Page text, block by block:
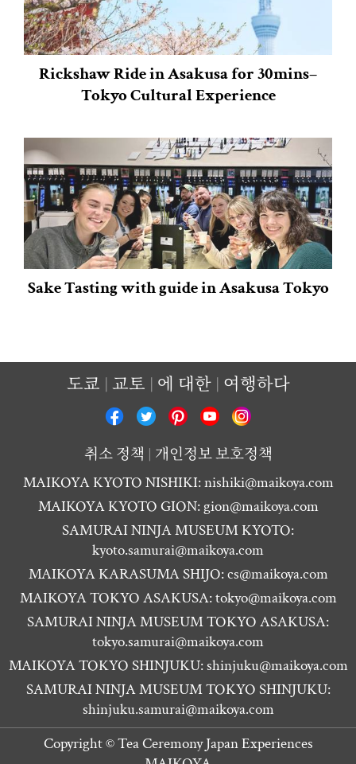
Rickshaw Ride in Asakusa for 30mins–
Tokyo Cultural Experience
Sake Tasting with guide in Asakusa Tokyo
도쿄 교토 에 대한 여행하다
취소 정책
개인정보 보호정책
MAIKOYA KYOTO NISHIKI:nishiki@maikoya.com
MAIKOYA KYOTO GION: gion@maikoya.com
SAMURAI NINJA MUSEUM KYOTO:
kyoto.samurai@maikoya.com
MAIKOYA KARASUMA SHIJO:cs@maikoya.com
MAIKOYA TOKYO ASAKUSA:tokyo@maikoya.com
SAMURAI NINJA MUSEUM TOKYO ASAKUSA:
tokyo.samurai@maikoya.com
MAIKOYA TOKYO SHINJUKU:shinjuku@maikoya.com
SAMURAI NINJA MUSEUM TOKYO SHINJUKU:
shinjuku.samurai@maikoya.com
Copyright ©Tea Ceremony Japan Experiences